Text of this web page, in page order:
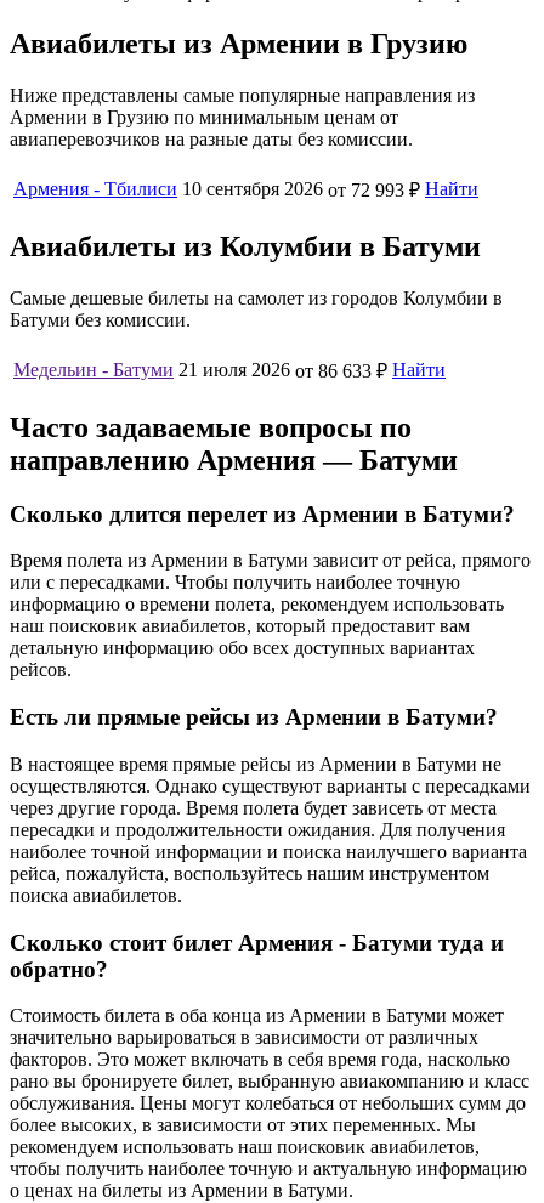
Авиабилеты из Армении в Грузию
Ниже представлены самые популярные направления из
Армении в Грузию по минимальным ценам от
авиаперевозчиков на разные даты без комиссии.
Армения - Тбилиси 10 сентября 2026 от 72 993 ₽ Найти
Авиабилеты из Колумбии в Батуми
Самые дешевые билеты на самолет из городов Колумбии в
Батуми без комиссии.
Медельин - Батуми 21 июля 2026 от 86 633 ₽ Найти
Часто задаваемые вопросы по
направлению Армения — Батуми
Сколько длится перелет из Армении в Батуми?
Время полета из Армении в Батуми зависит от рейса, прямого
или с пересадками. Чтобы получить наиболее точную
информацию о времени полета, рекомендуем использовать
наш поисковик авиабилетов, который предоставит вам
детальную информацию обо всех доступных вариантах
рейсов.
Есть ли прямые рейсы из Армении в Батуми?
В настоящее время прямые рейсы из Армении в Батуми не
осуществляются. Однако существуют варианты с пересадками
через другие города. Время полета будет зависеть от места
пересадки и продолжительности ожидания. Для получения
наиболее точной информации и поиска наилучшего варианта
рейса, пожалуйста, воспользуйтесь нашим инструментом
поиска авиабилетов.
Сколько стоит билет Армения - Батуми туда и
обратно?
Стоимость билета в оба конца из Армении в Батуми может
значительно варьироваться в зависимости от различных
факторов. Это может включать в себя время года, насколько
рано вы бронируете билет, выбранную авиакомпанию и класс
обслуживания. Цены могут колебаться от небольших сумм до
более высоких, в зависимости от этих переменных. Мы
рекомендуем использовать наш поисковик авиабилетов,
чтобы получить наиболее точную и актуальную информацию
о ценах на билеты из Армении в Батуми.